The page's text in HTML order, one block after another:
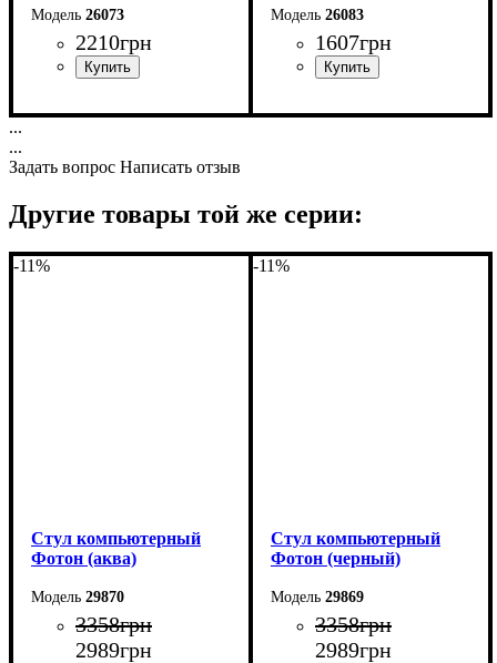
26073
2210грн
Ширина: 83 см
Глубина: 60 см
26083
1607грн
Ширина: 83 см
...
...
Задать вопрос Написать отзыв
Другие товары той же серии:
-11%
Стул компьютерный
Фотон (аква)
29870
3358грн
2989грн
-11%
Стул компьютерный
Фотон (черный)
29869
3358грн
2989грн